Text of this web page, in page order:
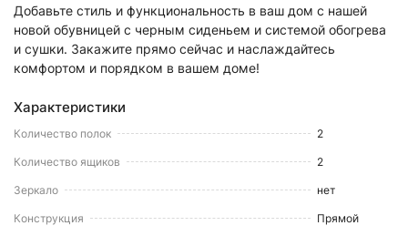
Добавьте стиль и функциональность в ваш дом с нашей
новой обувницей с черным сиденьем и системой обогрева
и сушки. Закажите прямо сейчас и наслаждайтесь
комфортом и порядком в вашем доме!
Характеристики
Количество полок 2
Количество ящиков 2
Зеркало нет
Конструкция Прямой